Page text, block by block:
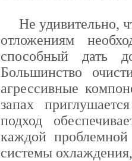
Не удивительно,
отложениям
способный дать
Большинство
агрессивные
запах
подход
каждой
системы